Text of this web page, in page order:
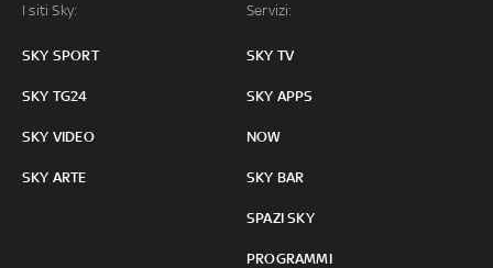
I siti Sky:
SKY SPORT
SKY TG24
SKY VIDEO
SKY ARTE
Servizi:
SKY TV
SKY APPS
NOW
SKY BAR
SPAZI SKY
PROGRAMMI